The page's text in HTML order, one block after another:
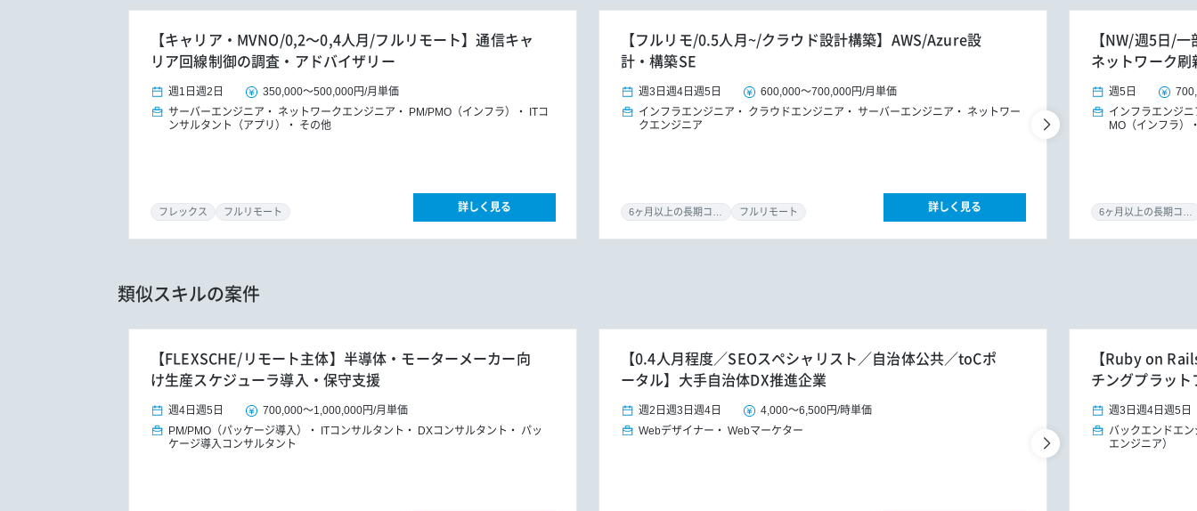
【キャリア・MVNO/0,2～0,4人月/フルリモート】通信キャ
リア回線制御の調査・アドバイザリー
週1日 週2日 350,000～500,000円/月単価
サーバーエンジニア
ネットワークエンジニア PM/PMO（インフラ）
ITコ
ンサルタント（アプリ）
その他
フレックス フルリモート 詳しく見る
【フルリモ/0.5人月~/クラウド設計構築】AWS/Azure設
計・構築SE
週3日 週4日 週5日 600,000～700,000円/月単価
インフラエンジニア
クラウドエンジニア サーバーエンジニア
ネットワー
クエンジニア
フルリモート 詳しく見る
【NW/週5日/
ネットワーク
週5日
インフラエンジニ
MO（インフラ）
類似スキルの案件
【FLEXSCHE/リモート主体】半導体・モーターメーカー向
け生産スケジューラ導入・保守支援
週4日 週5日 700,000～1,000,000円/月単価
PM/PMO（パッケージ導入）
ITコンサルタント DXコンサルタント
パッ
ケージ導入コンサルタント
【0.4人月程度／SEOスペシャリスト／自治体公共／toCポ
ータル】大手自治体DX推進企業
週2日 週3日 週4日 4,000～6,500円/時単価
Webデザイナー
Webマーケター
【Ruby on
チングプラッ
週3日 週4日 週5日
バックエンドエン
エンジニア）